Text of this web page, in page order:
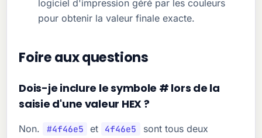
logiciel d'impression géré par les couleurs
pour obtenir la valeur finale exacte.
Foire aux questions
Dois-je inclure le symbole # lors de la
saisie d'une valeur HEX ?
Non. #4f46e5 et 4f46e5
sont tous deux